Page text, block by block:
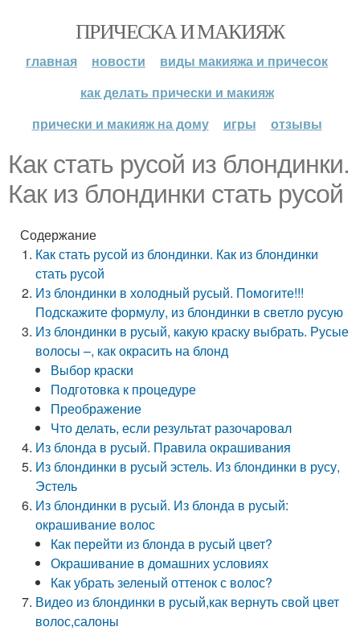
ПРИЧЕСКА И МАКИЯЖ
главная новости
виды макияжа и причесок
как делать прически и макияж
прически и макияж на дому
игры отзывы
Как стать русой из блондинки.
Как из блондинки стать русой
Содержание
Как стать русой из блондинки. Как из блондинки
стать русой
Из блондинки в холодный русый. Помогите!!!
Подскажите формулу, из блондинки в светло русую
Из блондинки в русый, какую краску выбрать. Русые
волосы –, как окрасить на блонд
Выбор краски
Подготовка к процедуре
Преображение
Что делать, если результат разочаровал
Из блонда в русый. Правила окрашивания
Из блондинки в русый эстель. Из блондинки в русу,
Эстель
Из блондинки в русый. Из блонда в русый:
окрашивание волос
Как перейти из блонда в русый цвет?
Окрашивание в домашних условиях
Как убрать зеленый оттенок с волос?
Видео из блондинки в русый,как вернуть свой цвет
волос,салоны